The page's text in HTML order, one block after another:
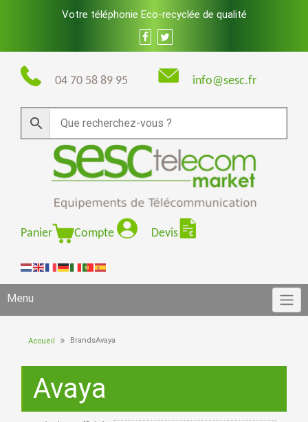
Votre téléphonie Eco-recyclée de qualité
04 70 58 89 95 info@sesc.fr
Panier Compte Devis
Menu
Accueil BrandsAvaya
Avaya